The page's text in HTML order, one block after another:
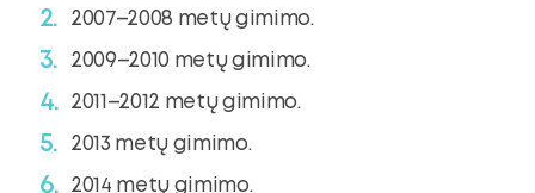
2007–2008 metų gimimo.
2009–2010 metų gimimo.
2011–2012 metų gimimo.
2013 metų gimimo.
2014 metų gimimo.